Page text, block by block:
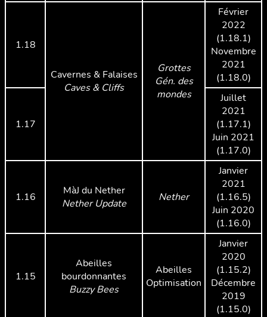
1.18
Cavernes & Falaises
Caves & Cliffs
Grottes
Gén. des
mondes
Février
2022
(1.18.1)
Novembre
2021
(1.18.0)
1.17
Juillet
2021
(1.17.1)
Juin 2021
(1.17.0)
1.16
MàJ du Nether
Nether Update
Nether
Janvier
2021
(1.16.5)
Juin 2020
(1.16.0)
1.15
Abeilles
bourdonnantes
Buzzy Bees
Abeilles
Optimisation
Janvier
2020
(1.15.2)
Décembre
2019
(1.15.0)